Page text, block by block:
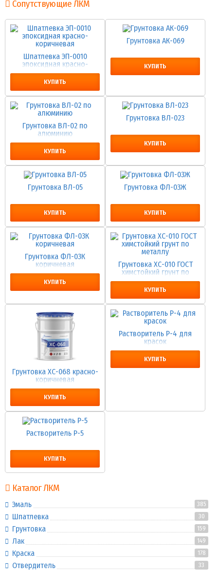
Сопутствующие ЛКМ
Шпатлевка ЭП-0010
эпоксидная красно-
коричневая
КУПИТЬ
Грунтовка АК-069
КУПИТЬ
Грунтовка ВЛ-02 по
алюминию
КУПИТЬ
Грунтовка ВЛ-023
КУПИТЬ
Грунтовка ВЛ-05
КУПИТЬ
Грунтовка ФЛ-03Ж
КУПИТЬ
Грунтовка ФЛ-03К
коричневая
КУПИТЬ
Грунтовка ХС-010 ГОСТ
химстойкий грунт по
металлу
КУПИТЬ
Грунтовка ХС-068 красно-
коричневая
КУПИТЬ
Растворитель Р-4 для
красок
КУПИТЬ
Растворитель Р-5
КУПИТЬ
Каталог ЛКМ
Эмаль 385
Шпатлевка 30
Грунтовка 159
Лак 149
Краска 178
Отвердитель 33